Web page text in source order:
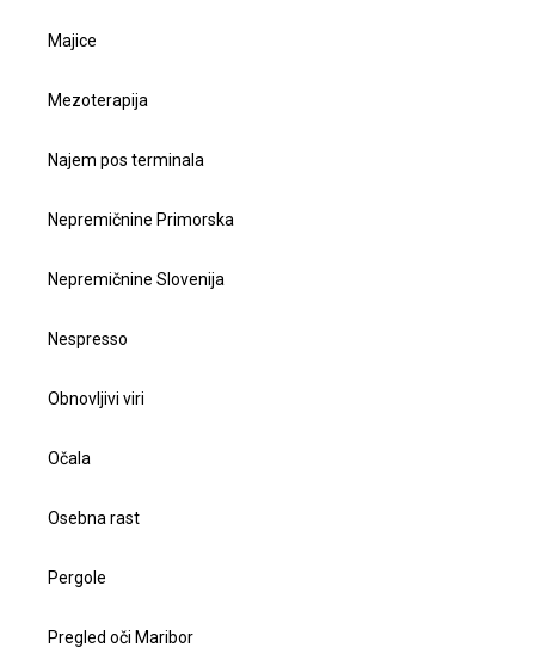
Majice
Mezoterapija
Najem pos terminala
Nepremičnine Primorska
Nepremičnine Slovenija
Nespresso
Obnovljivi viri
Očala
Osebna rast
Pergole
Pregled oči Maribor